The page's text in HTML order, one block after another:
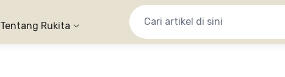
Tentang Rukita